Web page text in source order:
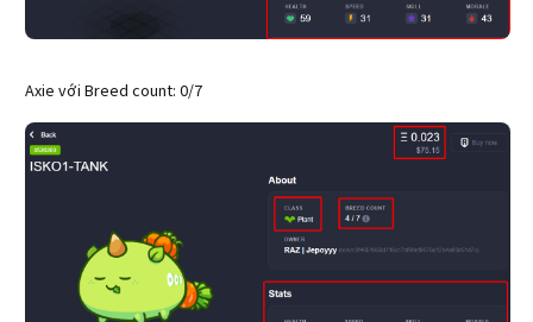
Axie với Breed count: 0/7